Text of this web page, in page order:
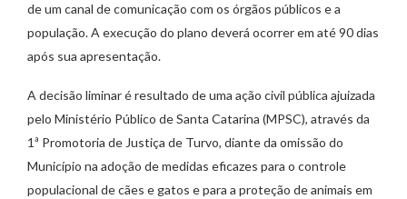
de um canal de comunicação com os órgãos públicos e a
população. A execução do plano deverá ocorrer em até 90 dias
após sua apresentação.
A decisão liminar é resultado de uma ação civil pública ajuizada
pelo Ministério Público de Santa Catarina (MPSC), através da
1ª Promotoria de Justiça de Turvo, diante da omissão do
Município na adoção de medidas eficazes para o controle
populacional de cães e gatos e para a proteção de animais em